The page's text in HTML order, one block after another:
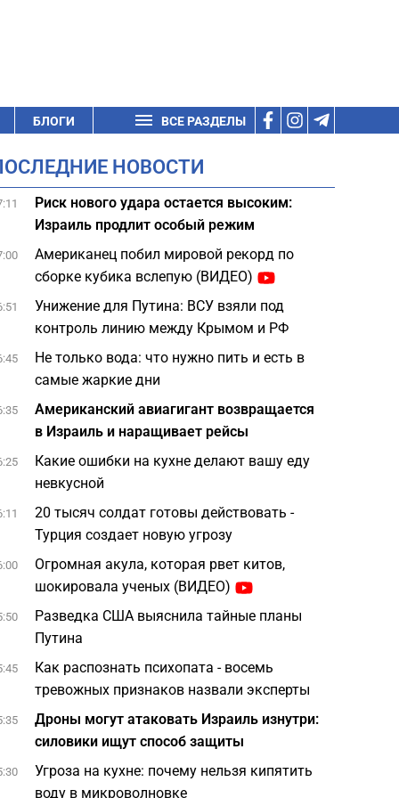
БЛОГИ ВСЕ РАЗДЕЛЫ
НОВОСТИ
Риск нового удара остается высоким:
Израиль продлит особый режим
Американец побил мировой рекорд по
сборке кубика вслепую (ВИДЕО)
Унижение для Путина: ВСУ взяли под
контроль линию между Крымом и РФ
Не только вода: что нужно пить и есть в
самые жаркие дни
Американский авиагигант возвращается
в Израиль и наращивает рейсы
Какие ошибки на кухне делают вашу еду
невкусной
20 тысяч солдат готовы действовать -
Турция создает новую угрозу
Огромная акула, которая рвет китов,
шокировала ученых (ВИДЕО)
Разведка США выяснила тайные планы
Путина
Как распознать психопата - восемь
тревожных признаков назвали эксперты
Дроны могут атаковать Израиль изнутри:
силовики ищут способ защиты
Угроза на кухне: почему нельзя кипятить
воду в микроволновке